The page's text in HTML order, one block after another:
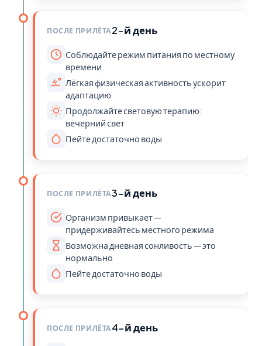
ПОСЛЕ ПРИЛЁТА2-й день
Соблюдайте режим питания по местному
времени
Лёгкая физическая активность ускорит
адаптацию
Продолжайте световую терапию:
вечерний свет
Пейте достаточно воды
ПОСЛЕ ПРИЛЁТА3-й день
Организм привыкает —
придерживайтесь местного режима
Возможна дневная сонливость — это
нормально
Пейте достаточно воды
ПОСЛЕ ПРИЛЁТА4-й день